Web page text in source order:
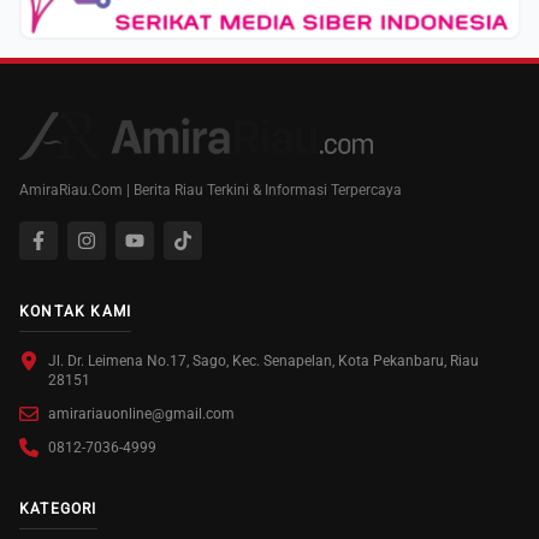
AmiraRiau.Com | Berita Riau Terkini & Informasi Terpercaya
KONTAK KAMI
Jl. Dr. Leimena No.17, Sago, Kec. Senapelan, Kota Pekanbaru, Riau
28151
amirariauonline@gmail.com
0812-7036-4999
KATEGORI